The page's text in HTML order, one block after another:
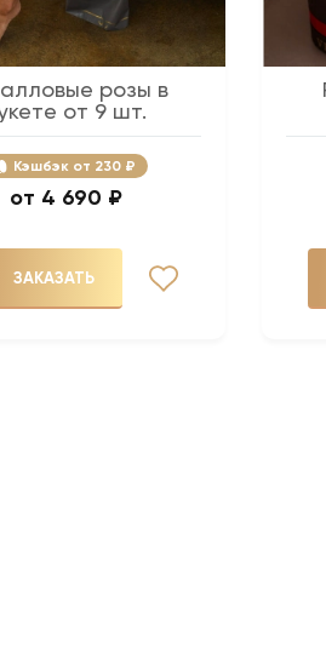
розы в
от 9 шт.
Кэшбэк 230 ₽
4 690 ₽
ЗАКАЗАТЬ